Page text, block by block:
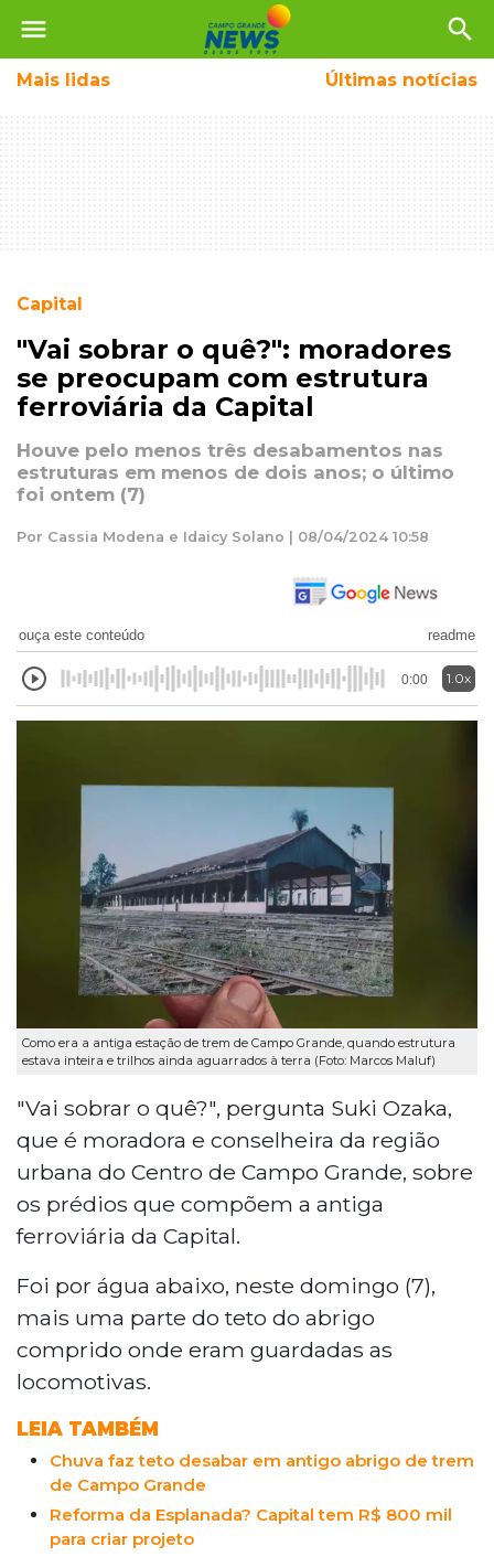
menu search
Mais lidas Últimas notícias
Capital
"Vai sobrar o quê?": moradores
se preocupam com estrutura
ferroviária da Capital
Houve pelo menos três desabamentos nas
estruturas em menos de dois anos; o último
foi ontem (7)
Por Cassia Modena e Idaicy Solano | 08/04/2024 10:58
ouça este conteúdo readme
0:00 1.0x
Como era a antiga estação de trem de Campo Grande, quando estrutura
estava inteira e trilhos ainda aguarrados à terra (Foto: Marcos Maluf)
"Vai sobrar o quê?", pergunta Suki Ozaka,
que é moradora e conselheira da região
urbana do Centro de Campo Grande, sobre
os prédios que compõem a antiga
ferroviária da Capital.
Foi por água abaixo, neste domingo (7),
mais uma parte do teto do abrigo
comprido onde eram guardadas as
locomotivas.
LEIA TAMBÉM
Chuva faz teto desabar em antigo abrigo de trem
de Campo Grande
Reforma da Esplanada? Capital tem R$ 800 mil
para criar projeto